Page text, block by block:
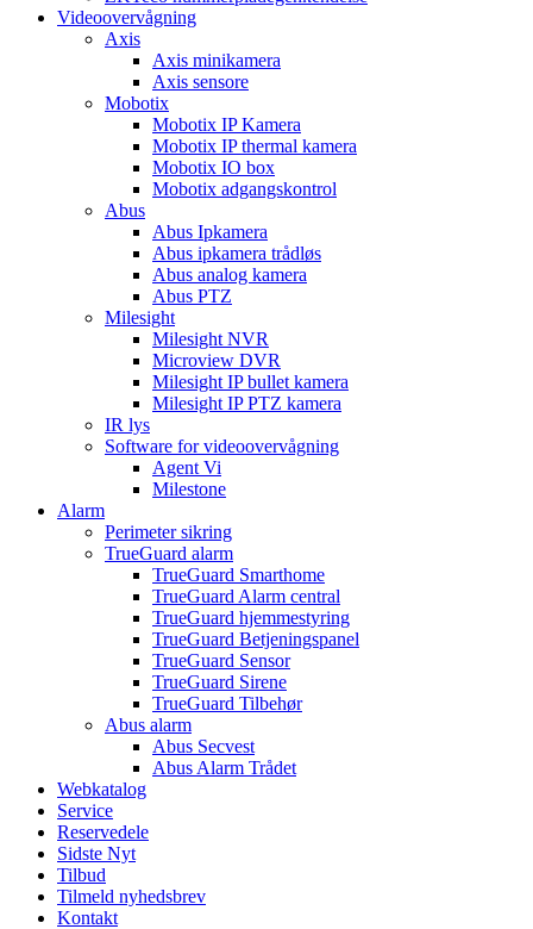
Videoovervågning
Axis
Axis minikamera
Axis sensore
Mobotix
Mobotix IP Kamera
Mobotix IP thermal kamera
Mobotix IO box
Mobotix adgangskontrol
Abus
Abus Ipkamera
Abus ipkamera trådløs
Abus analog kamera
Abus PTZ
Milesight
Milesight NVR
Microview DVR
Milesight IP bullet kamera
Milesight IP PTZ kamera
IR lys
Software for videoovervågning
Agent Vi
Milestone
Alarm
Perimeter sikring
TrueGuard alarm
TrueGuard Smarthome
TrueGuard Alarm central
TrueGuard hjemmestyring
TrueGuard Betjeningspanel
TrueGuard Sensor
TrueGuard Sirene
TrueGuard Tilbehør
Abus alarm
Abus Secvest
Abus Alarm Trådet
Webkatalog
Service
Reservedele
Sidste Nyt
Tilbud
Tilmeld nyhedsbrev
Kontakt